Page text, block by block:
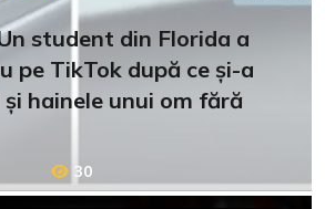
student din Florida a
pe TikTok după ce și-a
hainele unui om fără
30